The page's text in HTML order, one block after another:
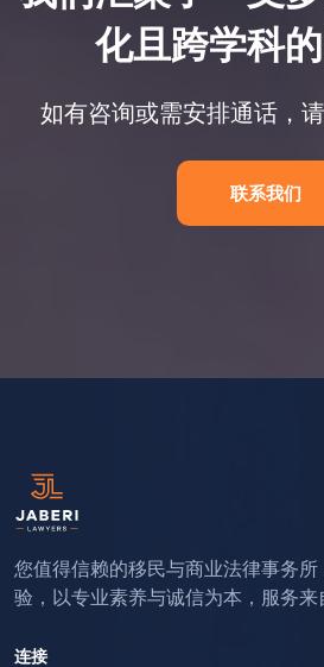
化且跨学科的
如有咨询或需安排通话，
联系我们
您值得信赖的移民与商业法律事务
验，以专业素养与诚信为本，服务来
连接